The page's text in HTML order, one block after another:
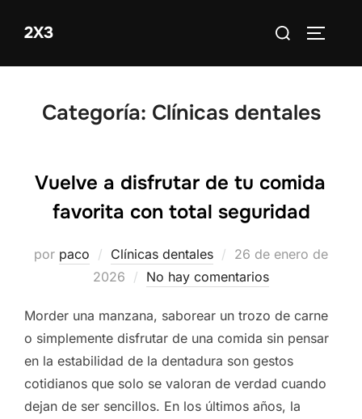
2X3 Buscar:
Categoría: Clínicas dentales
Vuelve a disfrutar de tu comida
favorita con total seguridad
por paco Clínicas dentales
Publicado
el
26 de enero de
2026
No hay comentarios
Morder una manzana, saborear un trozo de carne
o simplemente disfrutar de una comida sin pensar
en la estabilidad de la dentadura son gestos
cotidianos que solo se valoran de verdad cuando
dejan de ser sencillos. En los últimos años, la